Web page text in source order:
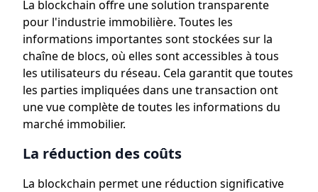
La blockchain offre une solution transparente
pour l'industrie immobilière. Toutes les
informations importantes sont stockées sur la
chaîne de blocs, où elles sont accessibles à tous
les utilisateurs du réseau. Cela garantit que toutes
les parties impliquées dans une transaction ont
une vue complète de toutes les informations du
marché immobilier.
La réduction des coûts
La blockchain permet une réduction significative